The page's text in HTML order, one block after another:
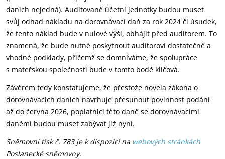
daních nejedná). Auditované účetní jednotky budou muset
svůj odhad nákladu na dorovnávací daň za rok 2024 či úsudek,
že tento náklad bude v nulové výši, obhájit před auditorem. To
znamená, že bude nutné poskytnout auditorovi dostatečné a
vhodné podklady, přičemž se domníváme, že spolupráce
s mateřskou společností bude v tomto bodě klíčová.
Závěrem tedy konstatujeme, že přestože novela zákona o
dorovnávacích daních navrhuje přesunout povinnost podání
až do června 2026, poplatníci této daně se dorovnávacími
daněmi budou muset zabývat již nyní.
Sněmovní tisk č. 783 je kdispozici na webových stránkách
Poslanecké sněmovny.